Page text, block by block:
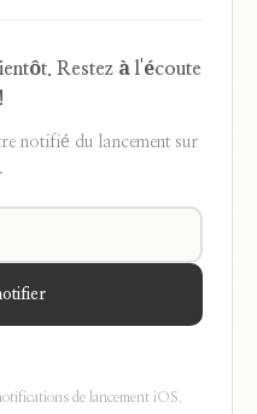
Restez à l'écoute
!
notifié du lancement sur
de lancement iOS.